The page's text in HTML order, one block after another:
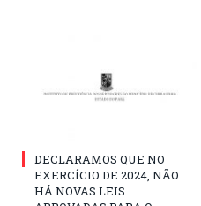
DECLARAMOS QUE NO
EXERCÍCIO DE 2024, NÃO
HÁ NOVAS LEIS